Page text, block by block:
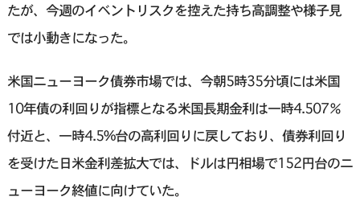
たが、今週のイベントリスクを控えた持ち高調整や様子見
では小動きになった。
米国ニューヨーク債券市場では、今朝5時35分頃には米国
10年債の利回りが指標となる米国長期金利は一時4.507％
付近と、一時4.5%台の高利回りに戻しており、債券利回り
を受けた日米金利差拡大では、ドルは円相場で152円台のニ
ューヨーク終値に向けていた。